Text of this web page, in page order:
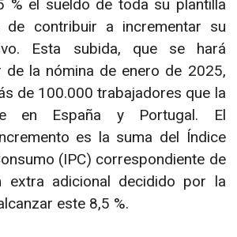
% el sueldo de toda su plantilla
de contribuir a incrementar su
Esta subida, que se hará
la nómina de enero de 2025,
de 100.000 trabajadores que la
en España y Portugal. El
es la suma del Índice
(IPC) correspondiente de
extra adicional decidido por la
este 8,5 %.